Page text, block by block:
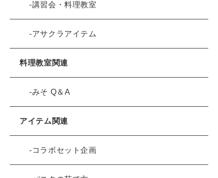
講習会・料理教室
アサクラアイテム
料理教室関連
みそ Q＆A
アイテム関連
コラボセット企画